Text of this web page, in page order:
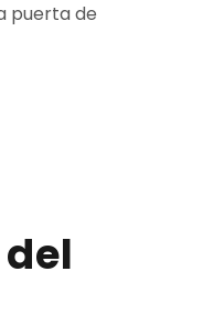
puerta de